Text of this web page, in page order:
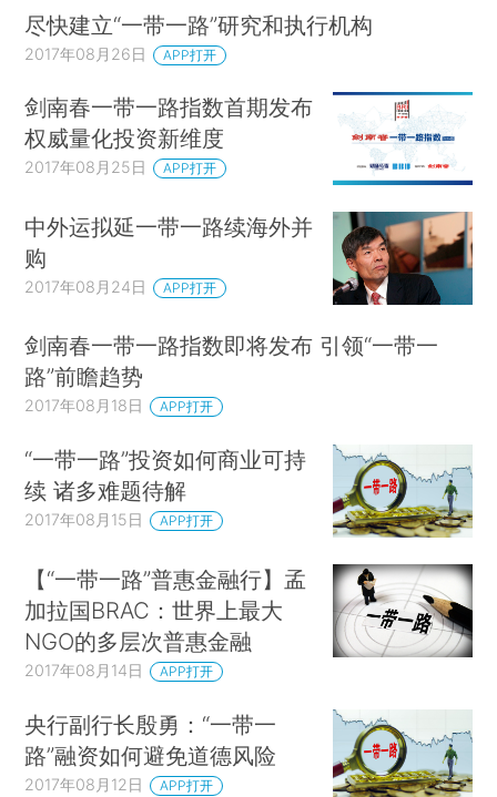
尽快建立“一带一路”研究和执行机构
2017年08月26日 APP打开
剑南春一带一路指数首期发布
权威量化投资新维度
2017年08月25日 APP打开
中外运拟延一带一路续海外并
购
2017年08月24日 APP打开
剑南春一带一路指数即将发布 引领“一带一
路”前瞻趋势
2017年08月18日 APP打开
“一带一路”投资如何商业可持
续 诸多难题待解
2017年08月15日 APP打开
【“一带一路”普惠金融行】孟
加拉国BRAC：世界上最大
NGO的多层次普惠金融
2017年08月14日 APP打开
央行副行长殷勇：“一带一
路”融资如何避免道德风险
2017年08月12日 APP打开